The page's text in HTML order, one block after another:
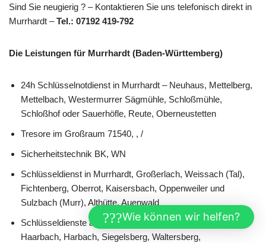
Sind Sie neugierig ? – Kontaktieren Sie uns telefonisch direkt in
Murrhardt –Tel.: 07192 419-792
Die Leistungen für Murrhardt (Baden-Württemberg)
24h Schlüsselnotdienst in Murrhardt – Neuhaus, Mettelberg,
Mettelbach, Westermurrer Sägmühle, Schloßmühle,
Schloßhof oder Sauerhöfle, Reute, Oberneustetten
Tresore im Großraum 71540, , /
Sicherheitstechnik BK, WN
Schlüsseldienst in Murrhardt, Großerlach, Weissach (Tal),
Fichtenberg, Oberrot, Kaisersbach, Oppenweiler und
Sulzbach (Murr), Althütte, Auenwald
Schlüsseldienste aus Murrhardt Hoffeld, Eulenhöfle,
Haarbach, Harbach, Siegelsberg, Waltersberg,
Wie können wir helfen?